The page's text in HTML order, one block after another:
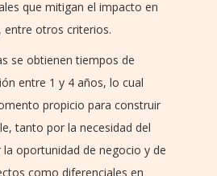
que mitigan el impacto en
entre otros criterios.
se obtienen tiempos de
entre 1 y 4 años, lo cual
propicio para construir
tanto por la necesidad del
oportunidad de negocio y de
como diferenciales en